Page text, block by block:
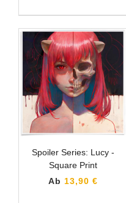
Spoiler Series: Lucy -
Square Print
Ab 13,90 €